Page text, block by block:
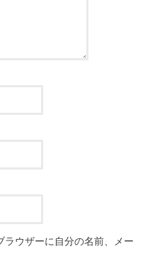
ラウザーに自分の名前、メー